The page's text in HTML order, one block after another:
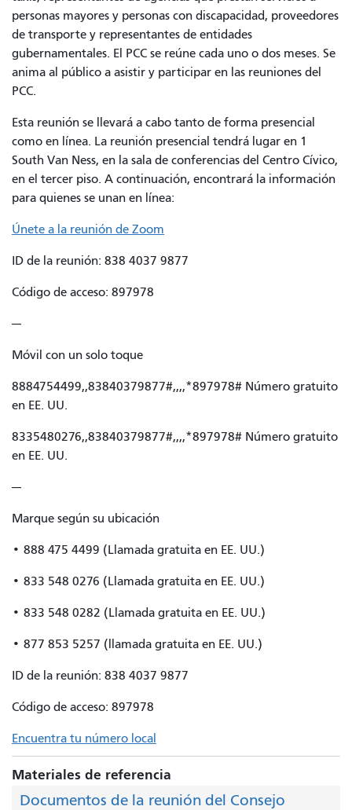
personas mayores y personas con discapacidad, proveedores
de transporte y representantes de entidades
gubernamentales. El PCC se reúne cada uno o dos meses. Se
anima al público a asistir y participar en las reuniones del
PCC.
Esta reunión se llevará a cabo tanto de forma presencial
como en línea. La reunión presencial tendrá lugar en 1
South Van Ness, en la sala de conferencias del Centro Cívico,
en el tercer piso. A continuación, encontrará la información
para quienes se unan en línea:
Únete a la reunión de Zoom
ID de la reunión: 838 4037 9877
Código de acceso: 897978
---
Móvil con un solo toque
8884754499,,83840379877#,,,,*897978# Número gratuito
en EE. UU.
8335480276,,83840379877#,,,,*897978# Número gratuito
en EE. UU.
---
Marque según su ubicación
• 888 475 4499 (Llamada gratuita en EE. UU.)
• 833 548 0276 (Llamada gratuita en EE. UU.)
• 833 548 0282 (Llamada gratuita en EE. UU.)
• 877 853 5257 (llamada gratuita en EE. UU.)
ID de la reunión: 838 4037 9877
Código de acceso: 897978
Encuentra tu número local
Materiales de referencia
Documentos de la reunión del Consejo